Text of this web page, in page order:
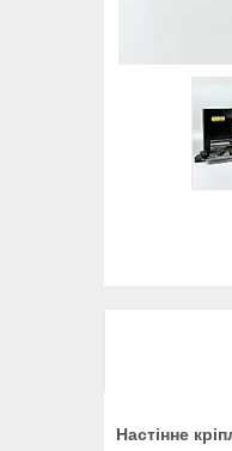
Настінне